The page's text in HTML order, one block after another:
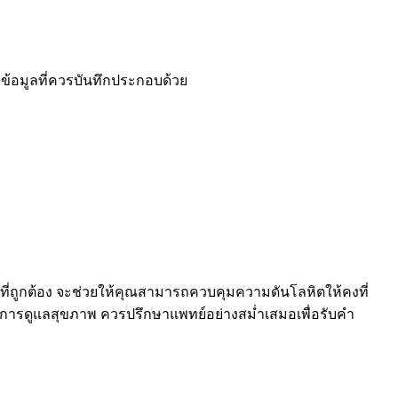
อมูลที่ควรบันทึกประกอบด้วย
ถูกต้อง จะช่วยให้คุณสามารถควบคุมความดันโลหิตให้คงที่
ารดูแลสุขภาพ ควรปรึกษาแพทย์อย่างสม่ำเสมอเพื่อรับคำ